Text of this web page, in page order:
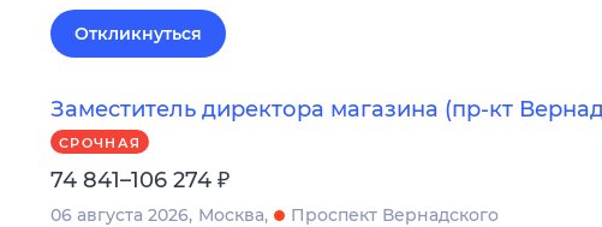
Откликнуться
Заместитель директора магазина (пр-кт
СРОЧНАЯ
74 841–106 274 ₽
06 августа 2026 Москва
Проспект Вернадского